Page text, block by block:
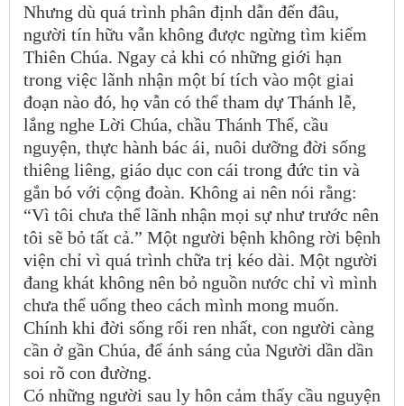
Nhưng dù quá trình phân định dẫn đến đâu,
người tín hữu vẫn không được ngừng tìm kiếm
Thiên Chúa. Ngay cả khi có những giới hạn
trong việc lãnh nhận một bí tích vào một giai
đoạn nào đó, họ vẫn có thể tham dự Thánh lễ,
lắng nghe Lời Chúa, chầu Thánh Thể, cầu
nguyện, thực hành bác ái, nuôi dưỡng đời sống
thiêng liêng, giáo dục con cái trong đức tin và
gắn bó với cộng đoàn. Không ai nên nói rằng:
“Vì tôi chưa thể lãnh nhận mọi sự như trước nên
tôi sẽ bỏ tất cả.” Một người bệnh không rời bệnh
viện chỉ vì quá trình chữa trị kéo dài. Một người
đang khát không nên bỏ nguồn nước chỉ vì mình
chưa thể uống theo cách mình mong muốn.
Chính khi đời sống rối ren nhất, con người càng
cần ở gần Chúa, để ánh sáng của Người dần dần
soi rõ con đường.
Có những người sau ly hôn cảm thấy cầu nguyện